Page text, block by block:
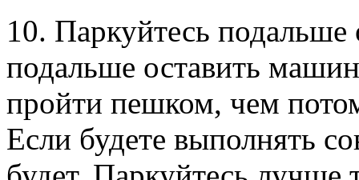
10. Паркуйтесь
подальше оставить
пройти пешком, чем
Если будете выполнять